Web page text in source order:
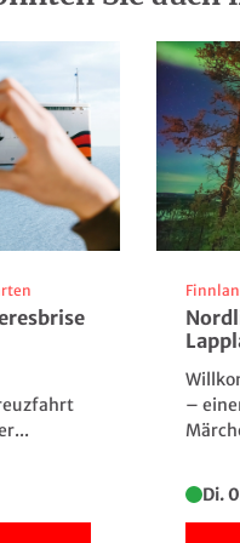
Apfelhochplateau
Natz-
Quelle:
Schabs
Natz-
Quelle:
–
Di.